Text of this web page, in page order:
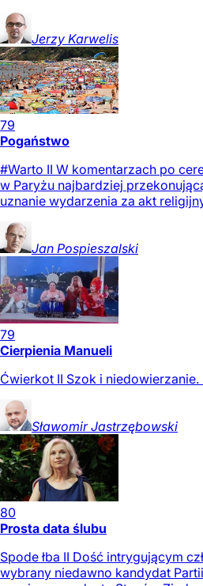
Jerzy Karwelis
79
Pogaństwo
#Warto II W komentarzach po
w Paryżu najbardziej
uznanie wydarzenia za akt
Jan Pospieszalski
79
Cierpienia Manueli
Ćwierkot II Szok i niedowierzanie.
Sławomir Jastrzębowski
80
Prosta data ślubu
Spode łba II Dość intrygującym
wybrany niedawno kandydat